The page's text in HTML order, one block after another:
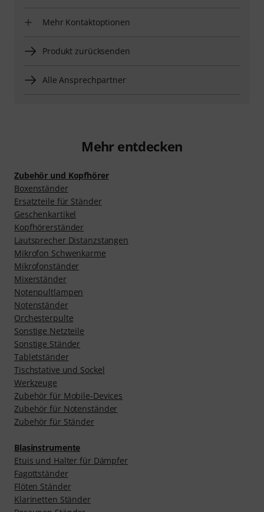
Mehr Kontaktoptionen
Produkt zurücksenden
Alle Ansprechpartner
Mehr entdecken
Zubehör und Kopfhörer
Boxenständer
Ersatzteile für Ständer
Geschenkartikel
Kopfhörerständer
Lautsprecher Distanzstangen
Mikrofon Schwenkarme
Mikrofonständer
Mixerständer
Notenpultlampen
Notenständer
Orchesterpulte
Sonstige Netzteile
Sonstige Ständer
Tabletständer
Tischstative und Sockel
Werkzeuge
Zubehör für Mobile-Devices
Zubehör für Notenständer
Zubehör für Ständer
Blasinstrumente
Etuis und Halter für Dämpfer
Fagottständer
Flöten Ständer
Klarinetten Ständer